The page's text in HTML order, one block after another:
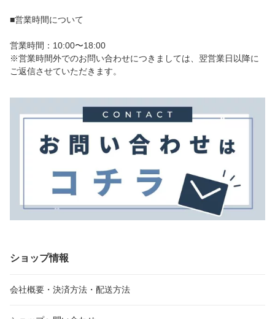
■営業時間について
営業時間：10:00〜18:00
※営業時間外でのお問い合わせにつきましては、翌営業日以降に
ご返信させていただきます。
ショップ情報
会社概要・決済方法・配送方法